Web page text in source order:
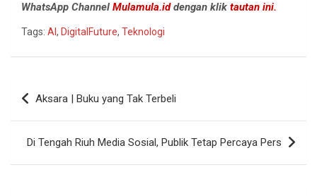
WhatsApp Channel Mulamula.iddengan klik tautan ini.
Tags: AI, DigitalFuture, Teknologi
Navigasi
pos
Aksara | Buku yang Tak Terbeli
Di Tengah Riuh Media Sosial, Publik Tetap Percaya Pers